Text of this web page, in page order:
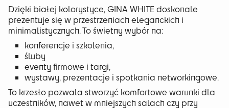
Dzięki białej kolorystyce, GINA WHITE doskonale
prezentuje się w przestrzeniach eleganckich i
minimalistycznych. To świetny wybór na:
konferencje i szkolenia,
śluby
eventy firmowe i targi,
wystawy, prezentacje i spotkania networkingowe.
To krzesło pozwala stworzyć komfortowe warunki dla
uczestników, nawet w mniejszych salach czy przy